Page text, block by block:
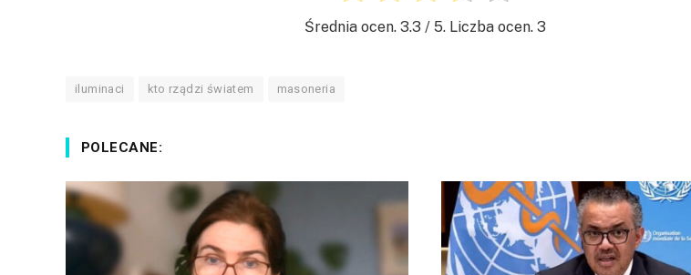
Średnia ocen. 3.3/ 5. Liczba ocen. 3
iluminaci kto rządzi światem masoneria
POLECANE: